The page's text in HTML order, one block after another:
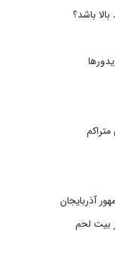
باشد؟
آذربایجان
بیت‌ لحم